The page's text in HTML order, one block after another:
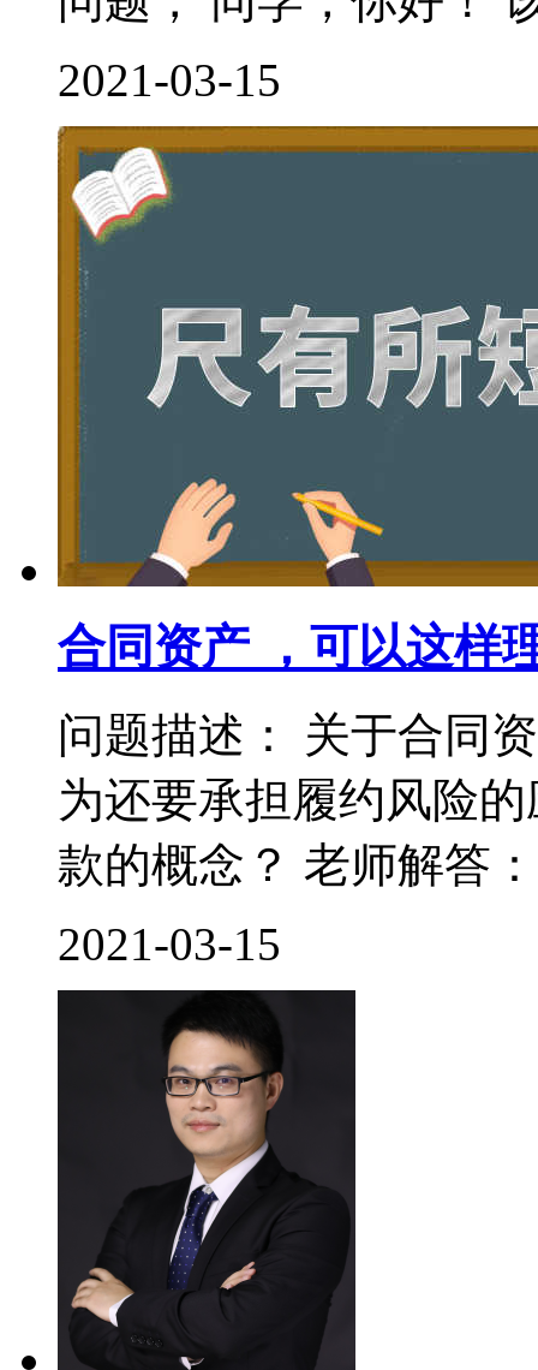
2021-03-15
合同资产 ，可以这样
问题描述： 关于合同
为还要承担履约风险
款的概念？ 老师解答
2021-03-15